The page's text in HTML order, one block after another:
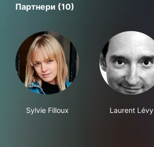
Партнери (10)
Sylvie Filloux Laurent Lévy